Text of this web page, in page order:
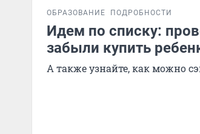
ОБРАЗОВАНИЕ ПОДРОБНОСТИ
Идем по списку:
забыли купить
А также узнайте, как можно